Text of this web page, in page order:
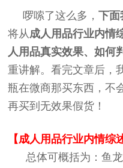
啰嗦了这么多，下面
将从成人用品行业内情
人用品真实效果、如何
重讲解。看完文章后，
瓶在微商那买东西，不
再买到无效果假货！
【成人用品行业内情综
总体可概括为：鱼龙